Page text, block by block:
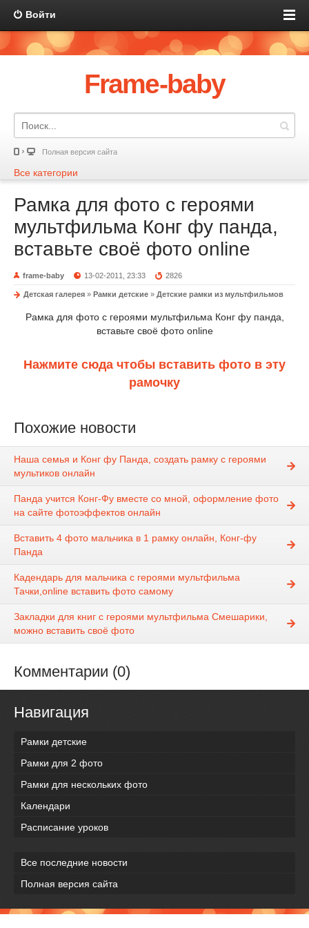
Войти
Frame-baby
Полная версия сайта
Все категории
Рамка для фото с героями
мультфильма Конг фу панда,
вставьте своё фото online
frame-baby 13-02-2011, 23:33 2826
Детская галерея » Рамки детские » Детские рамки из мультфильмов
Рамка для фото с героями мультфильма Конг фу панда,
вставьте своё фото online
Нажмите сюда чтобы вставить фото в эту
рамочку
Похожие новости
Наша семья и Конг фу Панда, создать рамку с героями
мультиков онлайн
Панда учится Конг-Фу вместе со мной, оформление фото
на сайте фотоэффектов онлайн
Вставить 4 фото мальчика в 1 рамку онлайн, Конг-фу
Панда
Кадендарь для мальчика с героями мультфильма
Тачки,online вставить фото самому
Закладки для книг с героями мультфильма Смешарики,
можно вставить своё фото
Комментарии (0)
Навигация
Рамки детские
Рамки для 2 фото
Рамки для нескольких фото
Календари
Расписание уроков
Все последние новости
Полная версия сайта